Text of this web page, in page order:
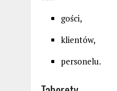
gości,
klientów,
personelu.